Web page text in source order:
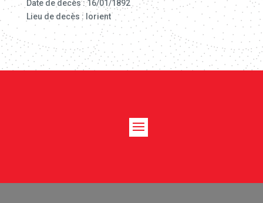
Date de decès : 16/01/1892
Lieu de decès : lorient